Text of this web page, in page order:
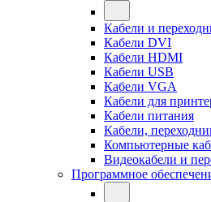
Кабели и
Кабели DVI
Кабели HDMI
Кабели USB
Кабели VGA
Кабели для
Кабели питания
Кабели,
Компьютерные
Видеокабели и
Программное